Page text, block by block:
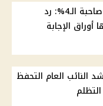
القصة الكاملة لأزمة ريم صاحبة الـ4%: رد
أوراق الإجابة
الـ4% تناشد النائب العام التحفظ